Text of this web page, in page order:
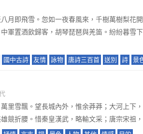
月即飛雪。忽如一夜春風來，千樹萬樹梨花
軍置酒飲歸客，胡琴琵琶與羌笛。紛紛暮雪
國中古詩 友情 詠物 唐詩三百首 送別 詩 景
里雪飄。望長城內外，惟余莽莽；大河上下
競折腰。惜秦皇漢武，略輸文采；唐宗宋祖